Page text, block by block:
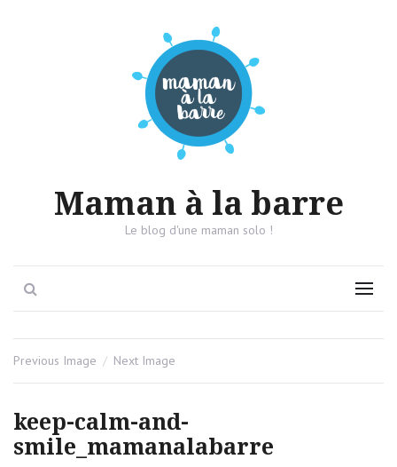
Maman à la barre
Le blog d'une maman solo !
Menu
Previous Image Next Image
keep-calm-and-
smile_mamanalabarre